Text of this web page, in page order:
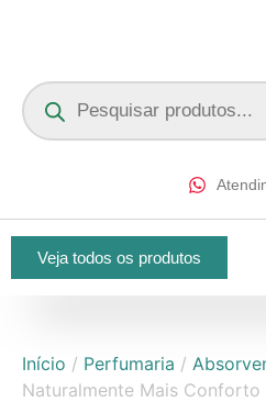
Veja todos os produtos
Início / Perfumaria /
Naturalmente Mais Conforto